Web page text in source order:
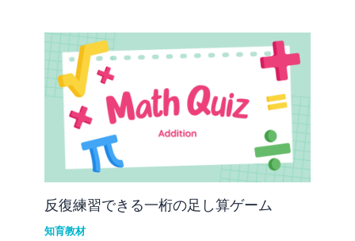
反復練習できる一桁の足し算ゲーム
知育教材